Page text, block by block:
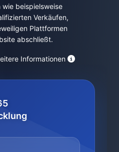
wie beispielsweise
Verkäufen,
Plattformen
abschließt.
Informationen